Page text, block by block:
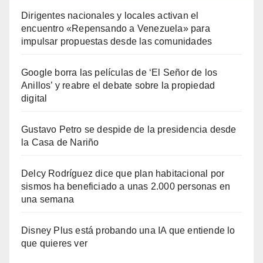
Dirigentes nacionales y locales activan el
encuentro «Repensando a Venezuela» para
impulsar propuestas desde las comunidades
Google borra las películas de ‘El Señor de los
Anillos’ y reabre el debate sobre la propiedad
digital
Gustavo Petro se despide de la presidencia desde
la Casa de Nariño
Delcy Rodríguez dice que plan habitacional por
sismos ha beneficiado a unas 2.000 personas en
una semana
Disney Plus está probando una IA que entiende lo
que quieres ver